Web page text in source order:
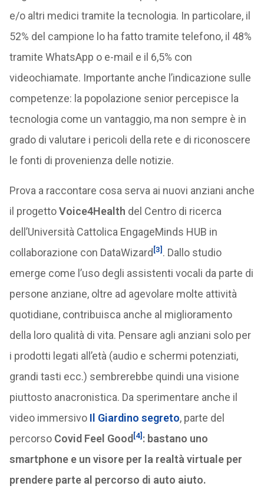
e/o altri medici tramite la tecnologia. In particolare, il
52% del campione lo ha fatto tramite telefono, il 48%
tramite WhatsApp o e-mail e il 6,5% con
videochiamate. Importante anche l’indicazione sulle
competenze: la popolazione senior percepisce la
tecnologia come un vantaggio, ma non sempre è in
grado di valutare i pericoli della rete e di riconoscere
le fonti di provenienza delle notizie.
Prova a raccontare cosa serva ai nuovi anziani anche
il progettoVoice4Health del Centro di ricerca
dell’Università Cattolica EngageMinds HUB in
collaborazione con DataWizard[3] . Dallo studio
emerge come l’uso degli assistenti vocali da parte di
persone anziane, oltre ad agevolare molte attività
quotidiane, contribuisca anche al miglioramento
della loro qualità di vita. Pensare agli anziani solo per
i prodotti legati all’età (audio e schermi potenziati,
grandi tasti ecc.) sembrerebbe quindi una visione
piuttosto anacronistica. Da sperimentare anche il
video immersivo Il Giardino segreto, parte del
percorso Covid Feel Good[4] : bastano uno
smartphone e un visore per la realtà virtuale per
prendere parte al percorso di auto aiuto.